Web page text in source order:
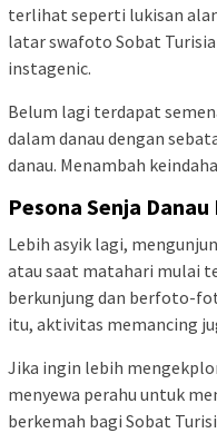
terlihat seperti lukisan
latar swafoto Sobat
instagenic.
Belum lagi terdapat
dalam danau dengan
danau. Menambah
Pesona Senja Danau
Lebih asyik lagi,
atau saat matahari mulai
berkunjung dan berfoto-
itu, aktivitas memancing
Jika ingin lebih
menyewa perahu untuk
berkemah bagi Sobat